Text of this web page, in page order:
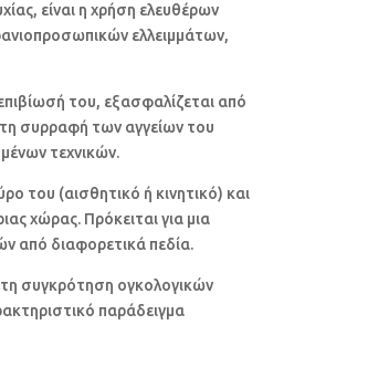
είναι η χρήση ελευθέρων
ελλειμμάτων,
του, εξασφαλίζεται από
συρραφή των αγγείων του
τεχνικών.
του (αισθητικό ή κινητικό) και
χώρας. Πρόκειται για μια
από διαφορετικά πεδία.
τη συγκρότηση ογκολογικών
παράδειγμα